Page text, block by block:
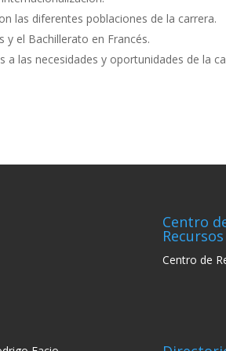
las diferentes poblaciones de la carrera.
el Bachillerato en Francés.
las necesidades y oportunidades de la
Centro
Recursos
Centro de